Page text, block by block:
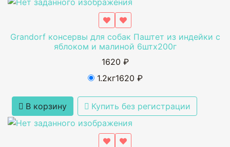
Grandorf консервы для собак Паштет из индейки с
яблоком и малиной 6штх200г
1620 ₽
1.2кг1620 ₽
В корзину Купить без регистрации